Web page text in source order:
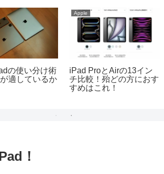
の使い分け術
が適しているか
Apple
iPad ProとAirの13イン
チ比較！殆どの方におす
すめはこれ！
！